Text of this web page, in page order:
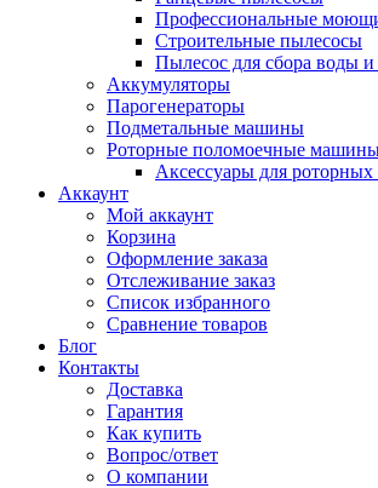
Профессиональные
Строительные пылесосы
Пылесос для сбора воды и
Аккумуляторы
Парогенераторы
Подметальные машины
Роторные поломоечные
Аксессуары для
Аккаунт
Мой аккаунт
Корзина
Оформление заказа
Отслеживание заказ
Список избранного
Сравнение товаров
Блог
Контакты
Доставка
Гарантия
Как купить
Вопрос/ответ
О компании